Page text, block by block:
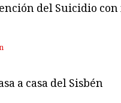
del Suicidio
a casa del Sisbén